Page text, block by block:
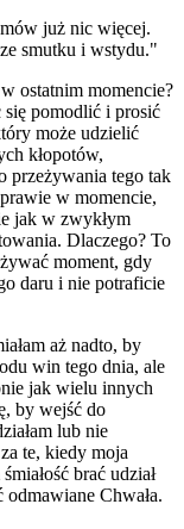
już nic więcej.
smutku i wstydu."
ostatnim momencie?
pomodlić i prosić
może udzielić
kłopotów,
przeżywania tego tak
w momencie,
jak w zwykłym
Dlaczego? To
moment, gdy
daru i nie potraficie
aż nadto, by
win tego dnia, ale
jak wielu innych
by wejść do
lub nie
te, kiedy moja
brać udział
Chwała.